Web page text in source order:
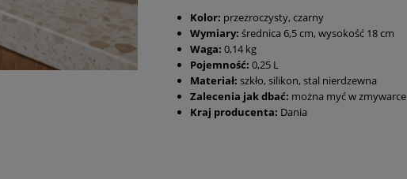
Kolor: przezroczysty, czarny
Wymiary: średnica 6,5 cm, wysokość 18 cm
Waga: 0,14 kg
Pojemność: 0,25 L
Materiał: szkło, silikon, stal nierdzewna
Zalecenia jak dbać: można myć w zmywarce
Kraj producenta: Dania